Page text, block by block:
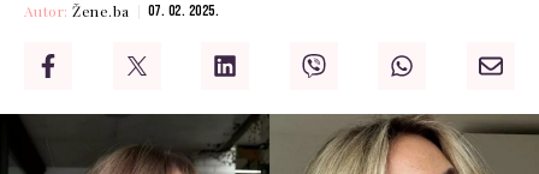
Autor:Žene.ba 07. 02. 2025.